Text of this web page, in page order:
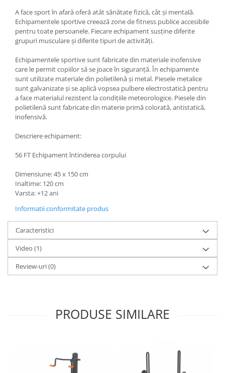
A face sport în afară oferă atât sănătate fizică, cât și mentală.
Echipamentele sportive creează zone de fitness publice accesibile
pentru toate persoanele. Fiecare echipament susține diferite
grupuri musculare și diferite tipuri de activități.
Echipamentele sportive sunt fabricate din materiale inofensive
care le permit copiilor să se joace în siguranță. În echipamente
sunt utilizate materiale din polietilenă și metal. Piesele metalice
sunt galvanizate și se aplică vopsea pulbere electrostatică pentru
a face materialul rezistent la condițiile meteorologice. Piesele din
polietilenă sunt fabricate din materie primă colorată, antistatică,
inofensivă.
Descriere echipament:
56 FT Echipament întinderea corpului
Dimensiune: 45 x 150 cm
Inaltime: 120 cm
Varsta: +12 ani
Informatii conformitate produs
Caracteristici
Video (1)
Review-uri(0)
PRODUSE SIMILARE